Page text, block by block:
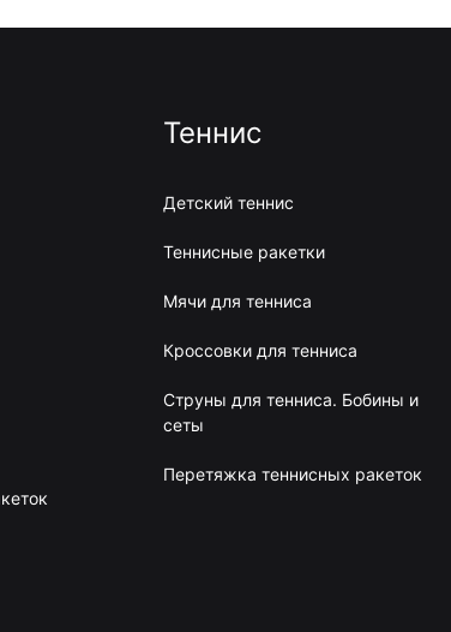
Теннис
Детский теннис
Теннисные ракетки
Мячи для тенниса
Кроссовки для тенниса
Струны для тенниса. Бобины и
сеты
Перетяжка теннисных ракеток